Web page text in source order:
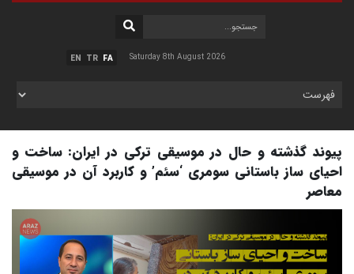
FA
TR
EN Saturday 8th August 2026
پیوند گذشته و حال در موسیقی ترکی در ایران: ساخت و
احیای ساز باستانی سومری ‘سئم’ و کاربرد آن در موسیقی
معاصر